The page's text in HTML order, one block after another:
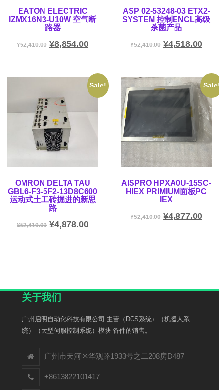
EATON ELECTRIC
IZMX16N3-U10W 空气断
路器
¥52,410.00 ¥8,854.00
ASP 02-53248-03 ETX2-
SYSTEM 控制ENCL高级
杀菌产品
¥52,410.00 ¥4,518.00
Sale!
OMRON DELTA TAU
GBL6-F3-5F2-13D8C600
运动式土工砖掘进的新思
路
¥52,410.00 ¥4,878.00
AISPRO HPXA0U-15SC-
HIEX PRIMIUM面板PC
IEX
¥52,410.00 ¥4,877.00
关于我们
广州启明自动化科技有限公司 主营（DCS系统）（机器人系
统）（大型伺服控制系统）模块 备件的销售。
广州市天河区华观路1933号之二208房D487
+8613822101417